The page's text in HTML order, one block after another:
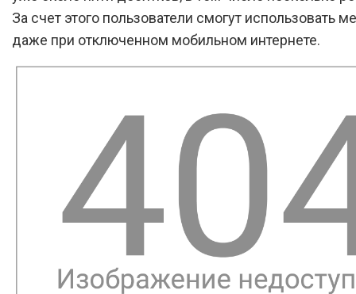
За счет этого пользователи смогут использовать
даже при отключенном мобильном интернете.